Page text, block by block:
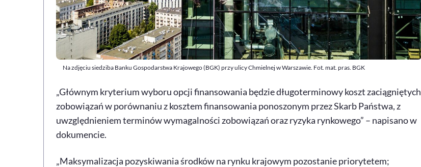
Na zdjęciu siedziba Banku Gospodarstwa Krajowego (BGK) przy ulicy Chmielnej w Warszawie. Fot. mat. pras. BGK
„Głównym kryterium wyboru opcji finansowania będzie długoterminowy koszt zaciągniętych
zobowiązań w porównaniu z kosztem finansowania ponoszonym przez Skarb Państwa, z
uwzględnieniem terminów wymagalności zobowiązań oraz ryzyka rynkowego” – napisano w
dokumencie.
„Maksymalizacja pozyskiwania środków na rynku krajowym pozostanie priorytetem;